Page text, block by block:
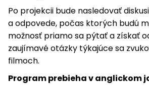
Po projekcii bude nasledovať
a odpovede, počas ktorých budú
možnosť priamo sa pýtať a získať
zaujímavé otázky týkajúce sa
filmoch.
Program prebieha v anglickom